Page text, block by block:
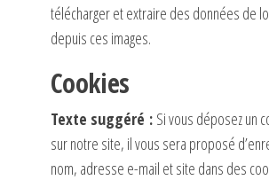
télécharger et extraire des données de
depuis ces images.
Cookies
Texte suggéré : Si vous déposez un
sur notre site, il vous sera proposé
nom, adresse e-mail et site dans des